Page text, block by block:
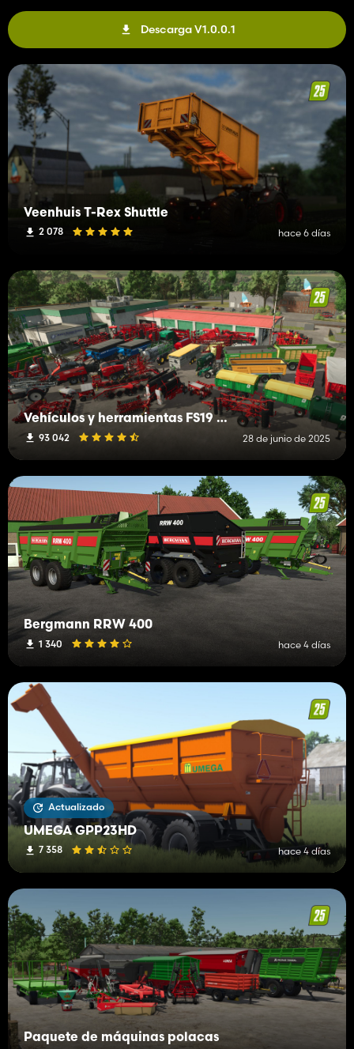
Descarga V1.0.0.1
Veenhuis T-Rex Shuttle
2 078 hace 6 días
Vehículos y herramientas FS19 (H-K)
93 042 28 de junio de 2025
Bergmann RRW 400
1 340 hace 4 días
Actualizado
UMEGA GPP23HD
7 358 hace 4 días
Paquete de máquinas polacas